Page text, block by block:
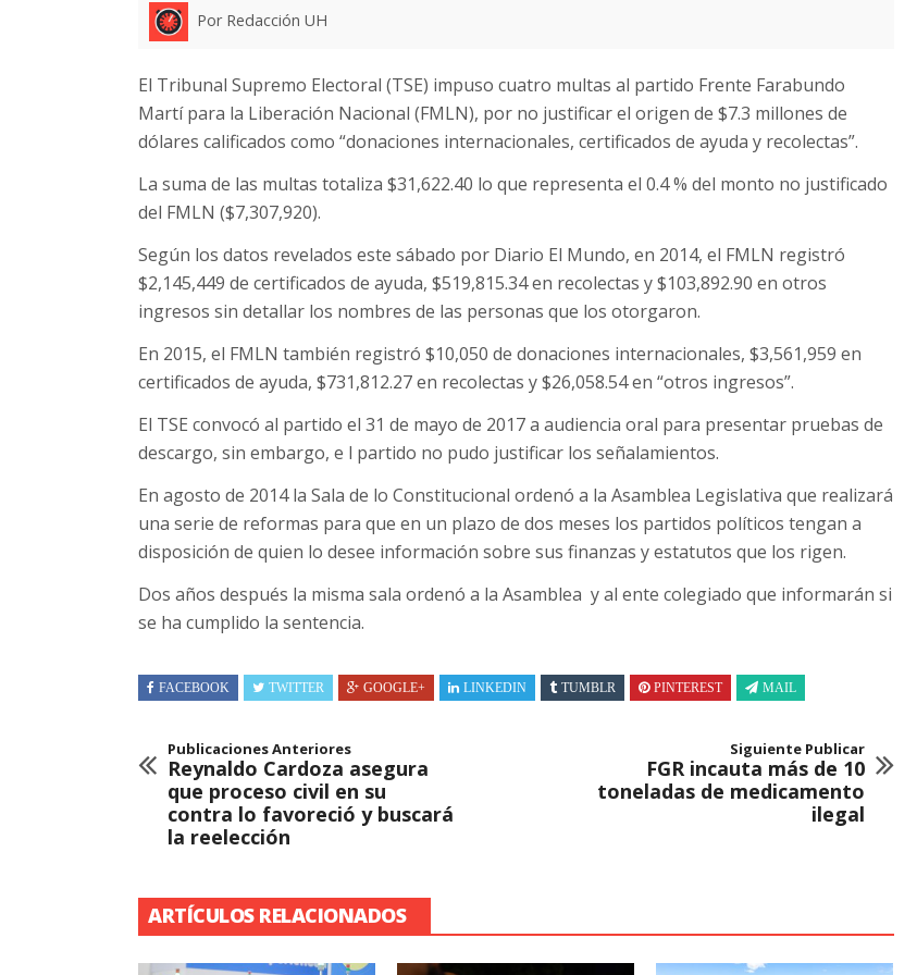
Por Redacción UH
El Tribunal Supremo Electoral (TSE) impuso cuatro multas al partido Frente Farabundo
Martí para la Liberación Nacional (FMLN), por no justificar el origen de $7.3 millones de
dólares calificados como “donaciones internacionales, certificados de ayuda y recolectas”.
La suma de las multas totaliza $31,622.40 lo que representa el 0.4 % del monto no justificado
del FMLN ($7,307,920).
Según los datos revelados este sábado por Diario El Mundo, en 2014, el FMLN registró
$2,145,449 de certificados de ayuda, $519,815.34 en recolectas y $103,892.90 en otros
ingresos sin detallar los nombres de las personas que los otorgaron.
En 2015, el FMLN también registró $10,050 de donaciones internacionales, $3,561,959 en
certificados de ayuda, $731,812.27 en recolectas y $26,058.54 en “otros ingresos”.
El TSE convocó al partido el 31 de mayo de 2017 a audiencia oral para presentar pruebas de
descargo, sin embargo, e l partido no pudo justificar los señalamientos.
En agosto de 2014 la Sala de lo Constitucional ordenó a la Asamblea Legislativa que realizará
una serie de reformas para que en un plazo de dos meses los partidos políticos tengan a
disposición de quien lo desee información sobre sus finanzas y estatutos que los rigen.
Dos años después la misma sala ordenó a la Asamblea y al ente colegiado que informarán si
se ha cumplido la sentencia.
FACEBOOK TWITTER GOOGLE+ LINKEDIN TUMBLR PINTEREST MAIL
Publicaciones Anteriores
Reynaldo Cardoza asegura
que proceso civil en su
contra lo favoreció y buscará
la reelección
Siguiente Publicar
FGR incauta más de 10
toneladas de medicamento
ilegal
ARTÍCULOS RELACIONADOS